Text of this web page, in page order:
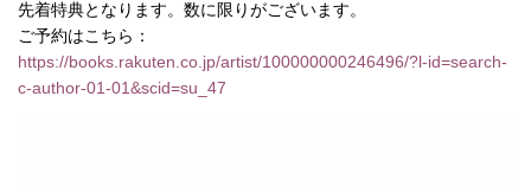
先着特典となります。数に限りがございます。
ご予約はこちら：
https://books.rakuten.co.jp/artist/100000000246496/?l-id=search-
c-author-01-01&scid=su_47